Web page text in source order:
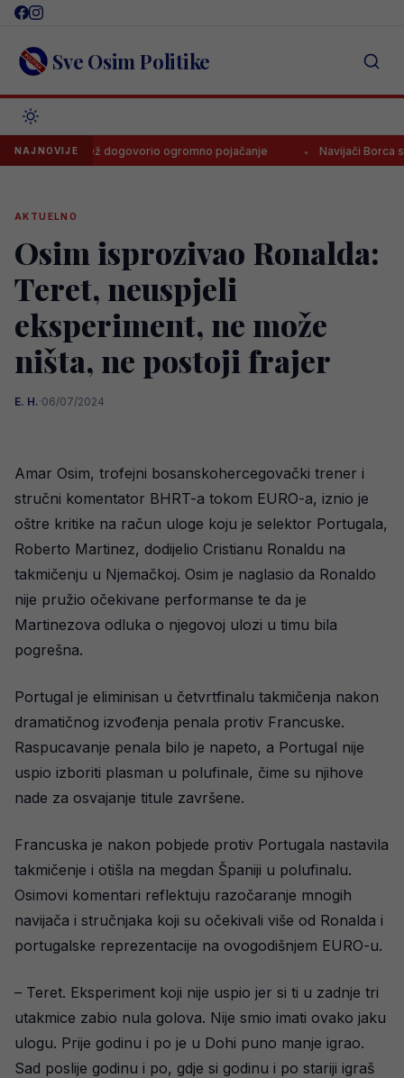
Skip
content Sve Osim Politike
NAJNOVIJE
Velež dogovorio ogromno pojačanje Navijači Borca
AKTUELNO
Osim isprozivao Ronalda:
Teret, neuspjeli
eksperiment, ne može
ništa, ne postoji frajer
E. H.·06/07/2024
Amar Osim, trofejni bosanskohercegovački trener i
stručni komentator BHRT-a tokom EURO-a, iznio je
oštre kritike na račun uloge koju je selektor Portugala,
Roberto Martinez, dodijelio Cristianu Ronaldu na
takmičenju u Njemačkoj. Osim je naglasio da Ronaldo
nije pružio očekivane performanse te da je
Martinezova odluka o njegovoj ulozi u timu bila
pogrešna.
Portugal je eliminisan u četvrtfinalu takmičenja nakon
dramatičnog izvođenja penala protiv Francuske.
Raspucavanje penala bilo je napeto, a Portugal nije
uspio izboriti plasman u polufinale, čime su njihove
nade za osvajanje titule završene.
Francuska je nakon pobjede protiv Portugala nastavila
takmičenje i otišla na megdan Španiji u polufinalu.
Osimovi komentari reflektuju razočaranje mnogih
navijača i stručnjaka koji su očekivali više od Ronalda i
portugalske reprezentacije na ovogodišnjem EURO-u.
– Teret. Eksperiment koji nije uspio jer si ti u zadnje tri
utakmice zabio nula golova. Nije smio imati ovako jaku
ulogu. Prije godinu i po je u Dohi puno manje igrao.
Sad poslije godinu i po, gdje si godinu i po stariji igraš